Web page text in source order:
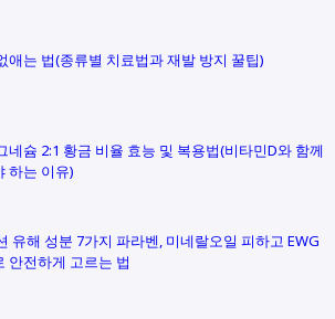
애는 법(종류별 치료법과 재발 방지 꿀팁)
네슘 2:1 황금 비율 효능 및 복용법(비타민D와 함께
하는 이유)
유해 성분 7가지 파라벤, 미네랄오일 피하고 EWG
안전하게 고르는 법